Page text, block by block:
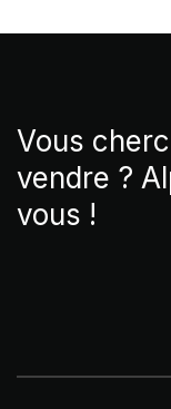
Vous
vendre ?
vous !